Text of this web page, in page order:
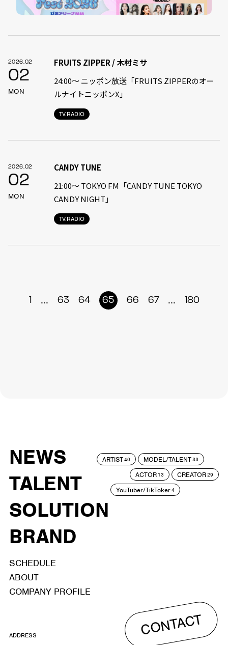
2026.02
02
MON
TV.RADIO
FRUITS ZIPPER / 木村ミサ
24:00〜 ニッポン放送「FRUITS ZIPPERのオー
ルナイトニッポンX」
2026.02
02
MON
TV.RADIO
CANDY TUNE
21:00〜 TOKYO FM「CANDY TUNE TOKYO
CANDY NIGHT」
1 ... 63 64 65 66 67 ... 180
NEWS
TALENT
SOLUTION
BRAND
ARTIST40 MODEL/TALENT33
ACTOR 13 CREATOR29
YouTuber/TikToker4
SCHEDULE
ABOUT
COMPANY PROFILE
CONTACT
ADDRESS